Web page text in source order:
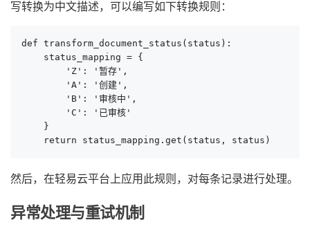
写转换为中文描述，可以编写如下转换规则：
def transform_document_status(status):
    status_mapping = {
        'Z': '暂存',
        'A': '创建',
        'B': '审核中',
        'C': '已审核'
    }
    return status_mapping.get(status, status)
然后，在轻易云平台上应用此规则，对每条记录进行处理。
异常处理与重试机制